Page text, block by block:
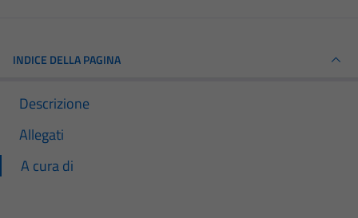
INDICE DELLA PAGINA
Descrizione
Allegati
A cura di